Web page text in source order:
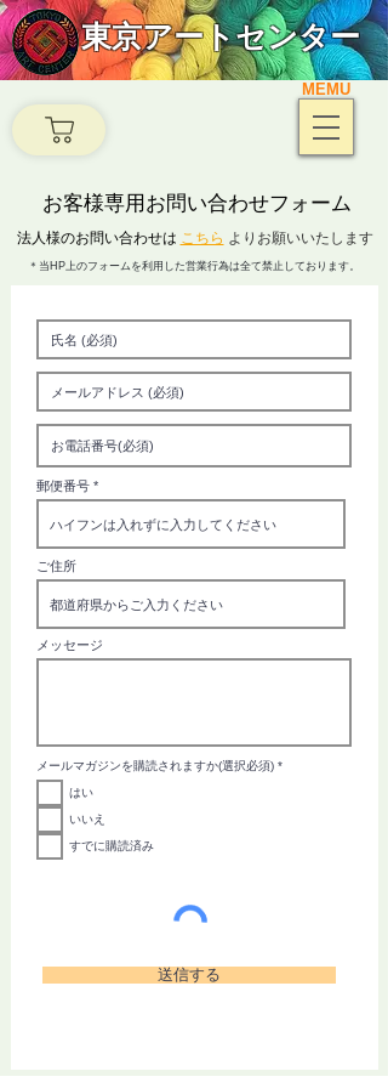
東京アートセンター
MEMU
お客様専用お問い合わせフォーム
​法人様のお問い合わせは こちら よりお願いいたします
​＊当HP上のフォームを利用した営業行為は全て禁止しております。
郵便番号
ご住所
メッセージ
メールマガジンを購読されますか(選択必須) *必
はい
いいえ
すでに購読済み
送信する